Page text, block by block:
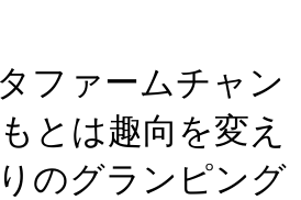
ファームチャン
とは趣向を変え
のグランピング